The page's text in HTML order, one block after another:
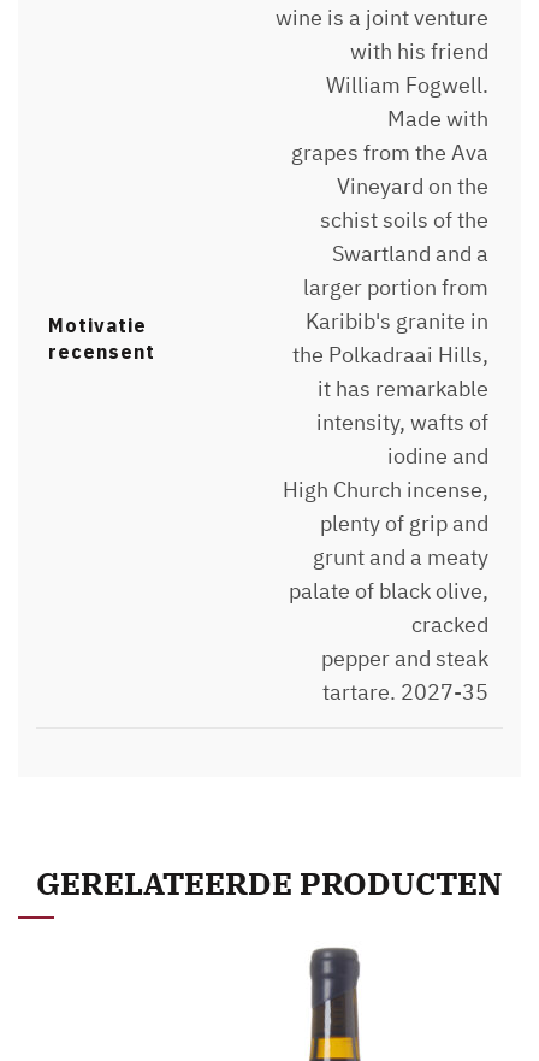
Motivatie
recensent
wine is a joint venture
with his friend
William Fogwell.
Made with
grapes from the Ava
Vineyard on the
schist soils of the
Swartland and a
larger portion from
Karibib's granite in
the Polkadraai Hills,
it has remarkable
intensity, wafts of
iodine and
High Church incense,
plenty of grip and
grunt and a meaty
palate of black olive,
cracked
pepper and steak
tartare. 2027-35
GERELATEERDE PRODUCTEN